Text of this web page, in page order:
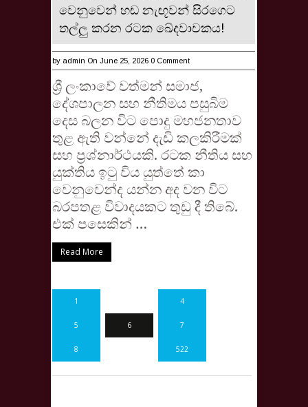
වෙනුවෙන් හඬ නැඟූවන් සිරගෙට
තල්ලු කරන රටක ඛේදවාචකය!
by admin On June 25, 2026 0 Comment
ශ්‍රී ලංකාවේ වත්මන් සමාජ,
දේශපාලන සහ නීතිමය පසුබිම
දෙස බලන විට පොදු මහජනතාව
තුළ ඇති වන්නේ දැඩි කලකිරීමක්
සහ ප්‍රශ්නාර්ථයකි. රටක නීතිය සහ
යුක්තිය ඉටු විය යුත්තේ කා
වෙනුවෙන්ද යන්න අද වන විට
බරපතළ විවාදයකට තුඩු දී තිබේ.
එක් පසෙකින් …
Read More
1 4
5 6 7
8 522